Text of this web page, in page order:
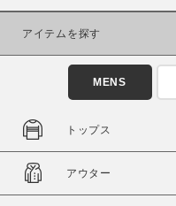
アイテムを探す
MENS
トップス
アウター